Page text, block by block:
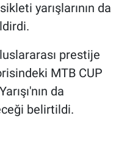
yarışlarının da
prestije
MTB CUP
da
belirtildi.